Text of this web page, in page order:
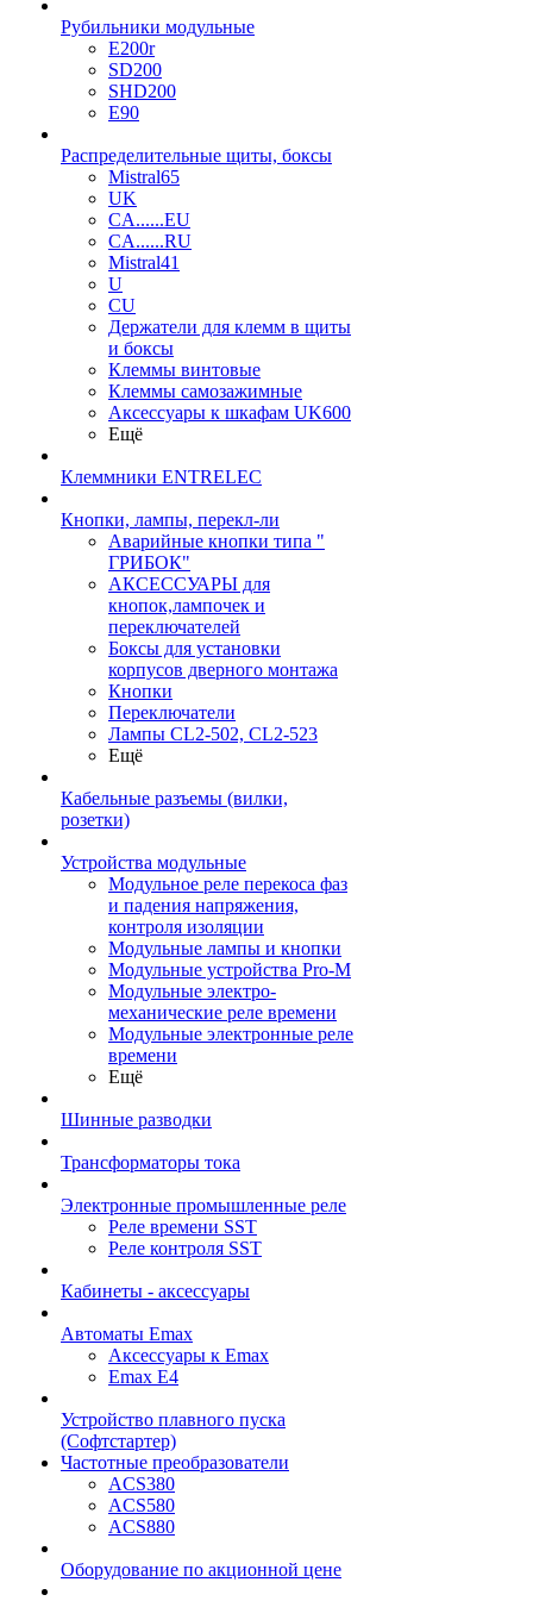
Рубильники модульные
E200r
SD200
SHD200
E90
Распределительные щиты, боксы
Mistral65
UK
CA......EU
CA......RU
Mistral41
U
CU
Держатели для клемм в щиты
и боксы
Клеммы винтовые
Клеммы самозажимные
Аксессуары к шкафам UK600
Ещё
Клеммники ENTRELEC
Кнопки, лампы, перекл-ли
Аварийные кнопки типа "
ГРИБОК"
АКСЕССУАРЫ для
кнопок,лампочек и
переключателей
Боксы для установки
корпусов дверного монтажа
Кнопки
Переключатели
Лампы CL2-502, CL2-523
Ещё
Кабельные разъемы (вилки,
розетки)
Устройства модульные
Модульное реле перекоса фаз
и падения напряжения,
контроля изоляции
Модульные лампы и кнопки
Модульные устройства Pro-M
Модульные электро-
механические реле времени
Модульные электронные реле
времени
Ещё
Шинные разводки
Трансформаторы тока
Электронные промышленные реле
Реле времени SST
Реле контроля SST
Кабинеты - аксессуары
Автоматы Emax
Аксессуары к Emax
Emax E4
Устройство плавного пуска
(Софтстартер)
Частотные преобразователи
ACS380
ACS580
ACS880
Оборудование по акционной цене